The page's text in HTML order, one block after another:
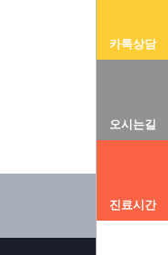
카톡상담
오시는길
진료시간